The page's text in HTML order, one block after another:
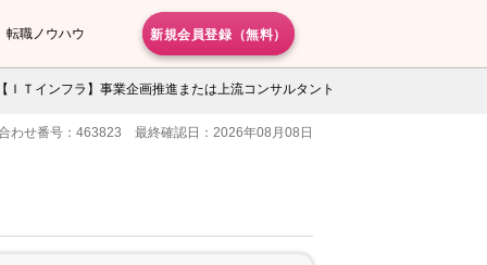
転職ノウハウ 新規会員登録（無料）
ＩＴインフラ】事業企画推進または上流コンサルタント
わせ番号：463823 最終確認日：2026年08月08日